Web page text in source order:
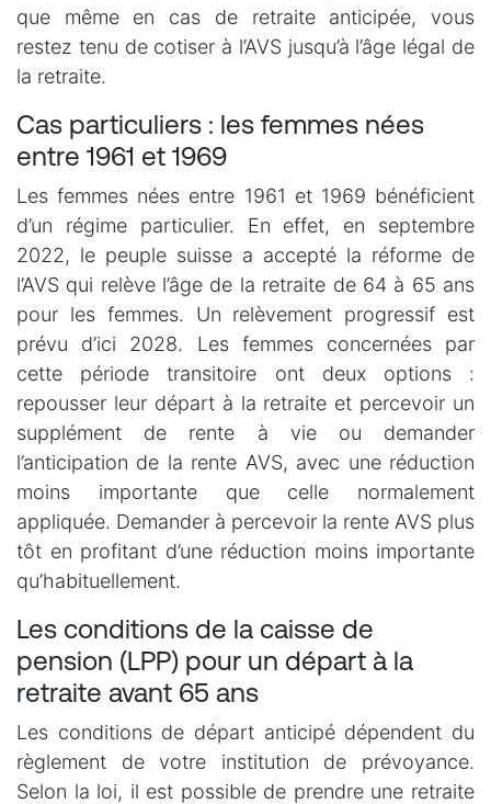
que même en cas de retraite anticipée, vous
restez tenu de cotiser à l’AVS jusqu’à l’âge légal de
la retraite.
Cas particuliers : les femmes nées
entre 1961 et 1969
Les femmes nées entre 1961 et 1969 bénéficient
d’un régime particulier. En effet, en septembre
2022, le peuple suisse a accepté la réforme de
l’AVS qui relève l’âge de la retraite de 64 à 65 ans
pour les femmes. Un relèvement progressif est
prévu d’ici 2028. Les femmes concernées par
cette période transitoire ont deux options :
repousser leur départ à la retraite et percevoir un
supplément de rente à vie ou demander
l’anticipation de la rente AVS, avec une réduction
moins importante que celle normalement
appliquée. Demander à percevoir la rente AVS plus
tôt en profitant d’une réduction moins importante
qu’habituellement.
Les conditions de la caisse de
pension (LPP) pour un départ à la
retraite avant 65 ans
Les conditions de départ anticipé dépendent du
règlement de votre institution de prévoyance.
Selon la loi, il est possible de prendre une retraite